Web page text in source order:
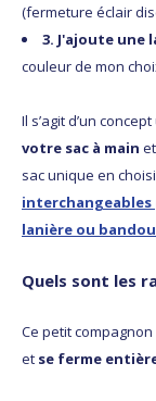
(fermeture éclair
3. J'ajoute une
couleur de mon
Il s’agit d’un
votre sac à main
sac unique en
interchangeables
lanière ou
Quels sont les
Ce petit
et se ferme